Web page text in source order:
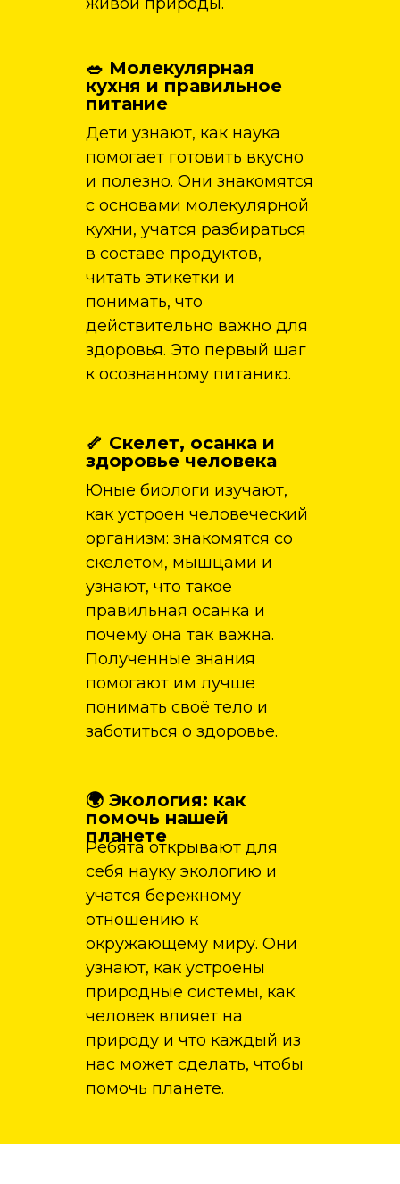
🌍 Экология: как
помочь нашей
планете
Ребята открывают для
себя науку экологию и
учатся бережному
отношению к
окружающему миру. Они
узнают, как устроены
природные системы, как
человек влияет на
природу и что каждый из
нас может сделать, чтобы
помочь планете.
🦴 Скелет, осанка и
здоровье человека
Юные биологи изучают,
как устроен человеческий
организм: знакомятся со
скелетом, мышцами и
узнают, что такое
правильная осанка и
почему она так важна.
Полученные знания
помогают им лучше
понимать своё тело и
заботиться о здоровье.
🥗 Молекулярная
кухня и правильное
питание
Дети узнают, как наука
помогает готовить вкусно
и полезно. Они знакомятся
с основами молекулярной
кухни, учатся разбираться
в составе продуктов,
читать этикетки и
понимать, что
действительно важно для
здоровья. Это первый шаг
к осознанному питанию.